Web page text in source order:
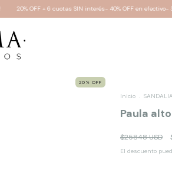
40% OFF en efectivo- 30% OFF transferencia 6
20 % OFF
Inicio .
Paula
$25848 USD
El descuento